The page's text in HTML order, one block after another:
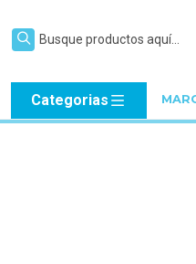
Categorias